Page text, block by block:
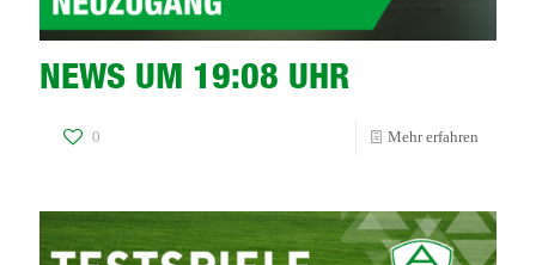
NEWS UM 19:08 UHR
0 Mehr erfahren
UM
19:08